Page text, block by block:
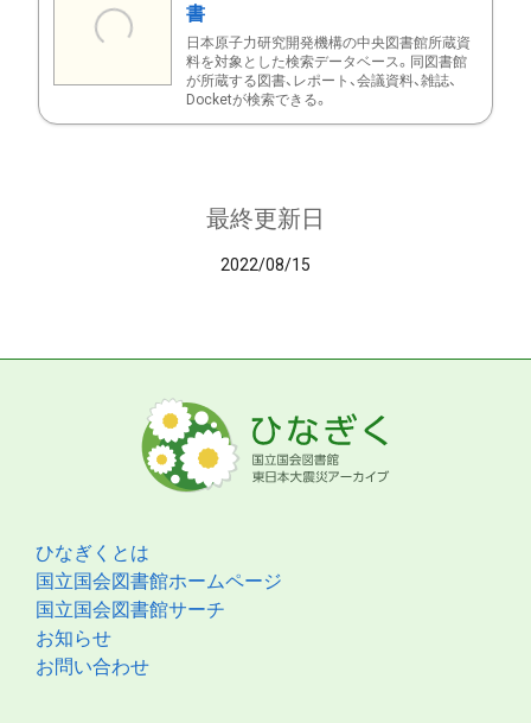
書
日本原子力研究開発機構の中央図書館所蔵資
料を対象とした検索データベース。同図書館
が所蔵する図書、レポート、会議資料、雑誌、
Docketが検索できる。
最終更新日
2022/08/15
ひなぎくとは
国立国会図書館ホームページ
国立国会図書館サーチ
お知らせ
お問い合わせ